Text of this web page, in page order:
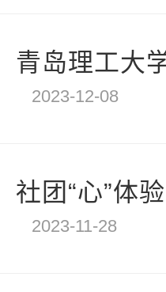
青岛理工大
2023-12-08
社团“心”体
2023-11-28